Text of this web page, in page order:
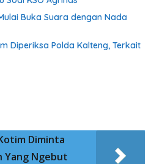
Buka Suara dengan Nada
Diperiksa Polda Kalteng, Terkait
Diminta
Yang Ngebut